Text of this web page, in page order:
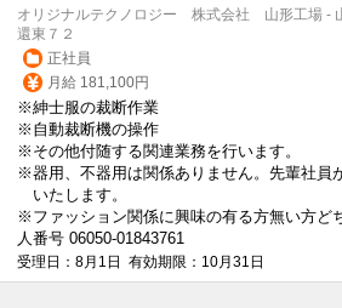
オリジナルテクノロジー 株式会社 山形工場 -
還東７２
正社員
月給 181,100円
※紳士服の裁断作業
※自動裁断機の操作
※その他付随する関連業務を行います。
※器用、不器用は関係ありません。先輩社員
いたします。
※ ファッション関係に興味の有る方無い方ど
人番号 06050-01843761
受理日：8月1日 有効期限：10月31日